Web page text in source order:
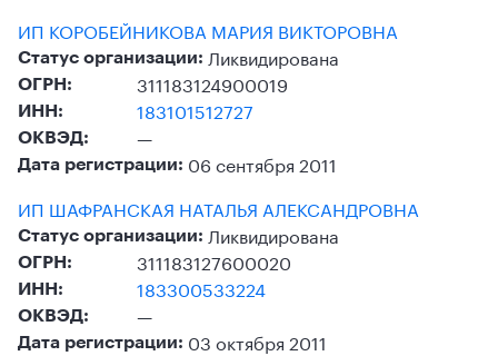
ИП КОРОБЕЙНИКОВА МАРИЯ ВИКТОРОВНА
Статус организации: Ликвидирована
ОГРН: 311183124900019
ИНН: 183101512727
ОКВЭД: —
Дата регистрации: 06 сентября 2011
ИП ШАФРАНСКАЯ НАТАЛЬЯ АЛЕКСАНДРОВНА
Статус организации: Ликвидирована
ОГРН: 311183127600020
ИНН: 183300533224
ОКВЭД: —
Дата регистрации: 03 октября 2011